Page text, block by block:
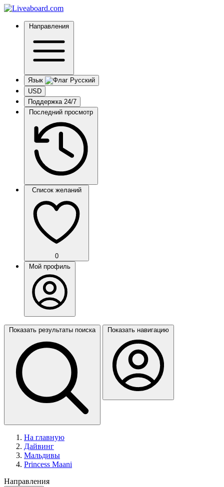
Направления
Язык
USD
Поддержка 24/7
Последний просмотр
Список желаний
0
Мой профиль
Показать результаты поиска Показать навигацию
На главную
Дайвинг
Мальдивы
Princess Maani
Направления